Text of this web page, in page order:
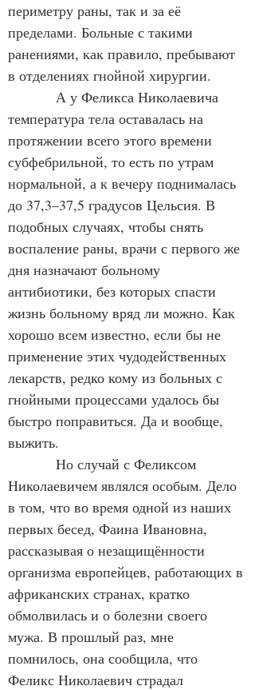
периметру раны, так и за её
пределами. Больные с такими
ранениями, как правило, пребывают
в отделениях гнойной хирургии.
температура тела оставалась на
протяжении всего этого времени
субфебрильной, то есть по утрам
нормальной, а к вечеру поднималась
до 37,3–37,5 градусов Цельсия. В
подобных случаях, чтобы снять
воспаление раны, врачи с первого же
дня назначают больному
антибиотики, без которых спасти
жизнь больному вряд ли можно. Как
хорошо всем известно, если бы не
применение этих чудодейственных
лекарств, редко кому из больных с
гнойными процессами удалось бы
быстро поправиться. Да и вообще,
выжить.
Николаевичем являлся особым. Дело
в том, что во время одной из наших
первых бесед, Фаина Ивановна,
рассказывая о незащищённости
организма европейцев, работающих в
африканских странах, кратко
обмолвилась и о болезни своего
мужа. В прошлый раз, мне
помнилось, она сообщила, что
Феликс Николаевич страдал